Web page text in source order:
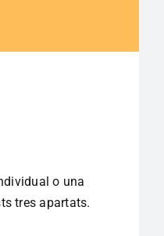
o una
tres apartats.